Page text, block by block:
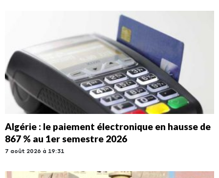
Algérie : le paiement électronique en hausse de
867 % au 1er semestre 2026
7 août 2026 à 19:31